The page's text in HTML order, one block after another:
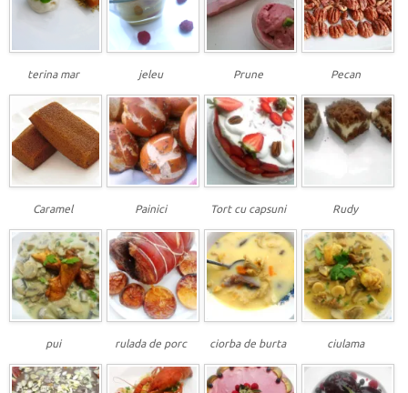
terina mar jeleu Prune Pecan
Caramel Painici Tort cu capsuni Rudy
pui rulada de porc ciorba de burta ciulama